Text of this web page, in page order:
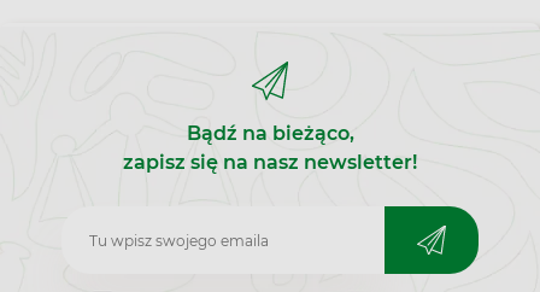
Bądź na bieżąco,
zapisz się na nasz newsletter!
Zapisz
do